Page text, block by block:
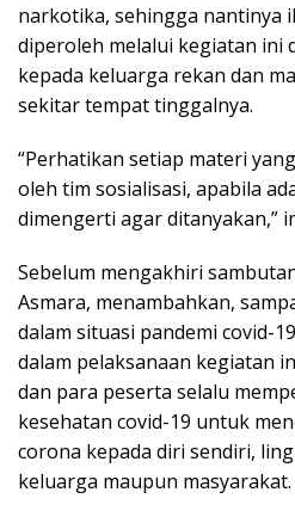
narkotika, sehingga nantinya
diperoleh melalui kegiatan ini
kepada keluarga rekan dan
sekitar tempat tinggalnya.
“Perhatikan setiap materi
oleh tim sosialisasi, apabila
dimengerti agar ditanyakan,”
Sebelum mengakhiri
Asmara, menambahkan,
dalam situasi pandemi covid-
dalam pelaksanaan kegiatan
dan para peserta selalu
kesehatan covid-19 untuk
corona kepada diri sendiri,
keluarga maupun masyarakat.